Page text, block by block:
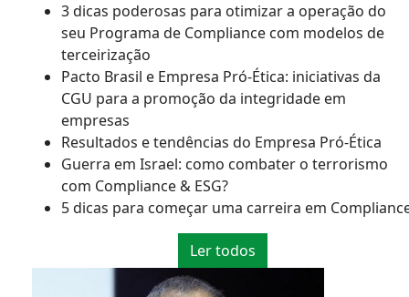
3 dicas poderosas para otimizar a operação do
seu Programa de Compliance com modelos de
terceirização
Pacto Brasil e Empresa Pró-Ética: iniciativas da
CGU para a promoção da integridade em
empresas
Resultados e tendências do Empresa Pró-Ética
Guerra em Israel: como combater o terrorismo
com Compliance & ESG?
5 dicas para começar uma carreira em
Ler todos